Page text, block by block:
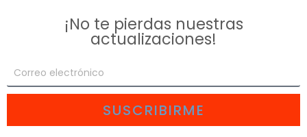
¡No te pierdas nuestras
actualizaciones!
SUSCRIBIRME